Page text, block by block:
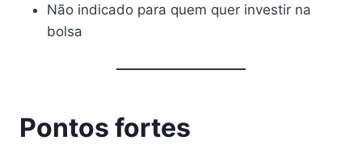
Não indicado para quem quer investir na
bolsa
Pontos fortes